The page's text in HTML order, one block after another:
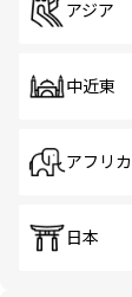
アジア
中近東
アフリカ
日本